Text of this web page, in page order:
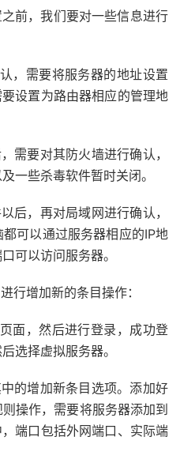
前，我们要对一些信息进行
，需要将服务器的地址设置
设置为路由器相应的管理地
需要对其防火墙进行确认，
一些杀毒软件暂时关闭。
后，再对局域网进行确认，
可以通过服务器相应的IP地
可以访问服务器。
行增加新的条目操作：
面，然后进行登录，成功登
选择虚拟服务器。
的增加新条目选项。添加好
操作，需要将服务器添加到
端口包括外网端口、实际端